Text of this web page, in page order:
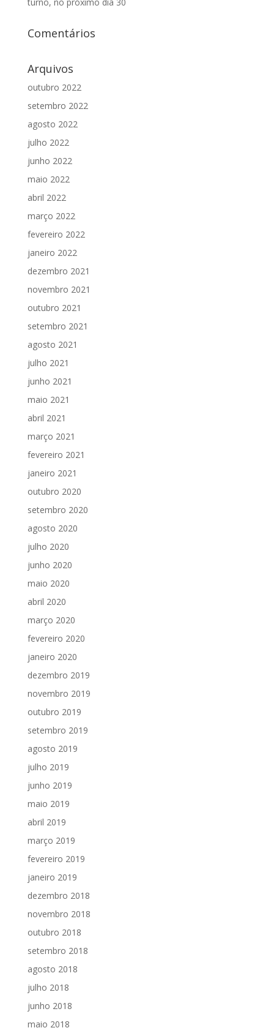
Comentários
Arquivos
outubro 2022
setembro 2022
agosto 2022
julho 2022
junho 2022
maio 2022
abril 2022
março 2022
fevereiro 2022
janeiro 2022
dezembro 2021
novembro 2021
outubro 2021
setembro 2021
agosto 2021
julho 2021
junho 2021
maio 2021
abril 2021
março 2021
fevereiro 2021
janeiro 2021
outubro 2020
setembro 2020
agosto 2020
julho 2020
junho 2020
maio 2020
abril 2020
março 2020
fevereiro 2020
janeiro 2020
dezembro 2019
novembro 2019
outubro 2019
setembro 2019
agosto 2019
julho 2019
junho 2019
maio 2019
abril 2019
março 2019
fevereiro 2019
janeiro 2019
dezembro 2018
novembro 2018
outubro 2018
setembro 2018
agosto 2018
julho 2018
junho 2018
maio 2018